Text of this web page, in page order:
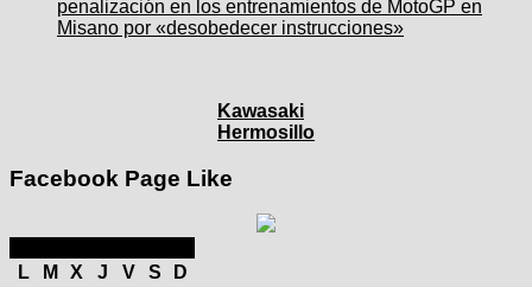
penalización en los entrenamientos de MotoGP en
Misano por «desobedecer instrucciones»
Kawasaki
Hermosillo
Facebook Page Like
L
M X J V S
D